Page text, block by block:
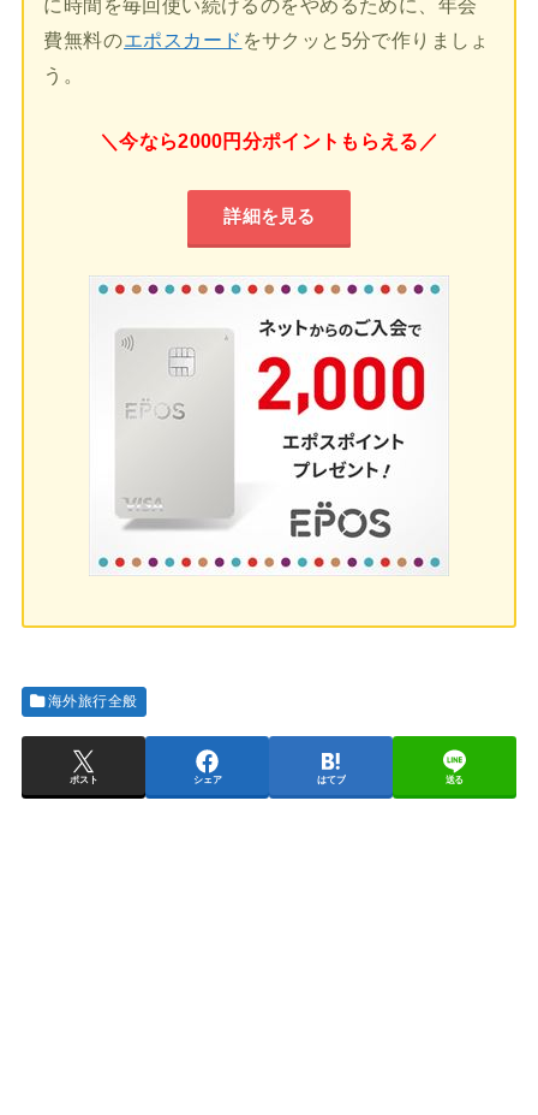
に時間を毎回使い続けるのをやめるために、年会
費無料のエポスカード をサクッと5分で作りましょ
う。
＼今なら2000円分ポイントもらえる／
詳細を見る
海外旅行全般
ポスト シェア はてブ 送る